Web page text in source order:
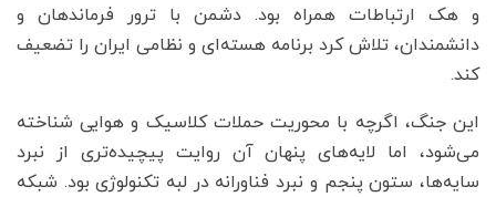
و هک ارتباطات همراه بود. دشمن با ترور فرماندهان و
دانشمندان، تلاش کرد برنامه هسته‌ای و نظامی ایران را تضعیف
کند.
این جنگ، اگرچه با محوریت حملات کلاسیک و هوایی شناخته
می‌شود، اما لایه‌های پنهان آن روایت پیچیده‌تری از نبرد
سایه‌ها، ستون پنجم و نبرد فناورانه در لبه تکنولوژی بود. شبکه